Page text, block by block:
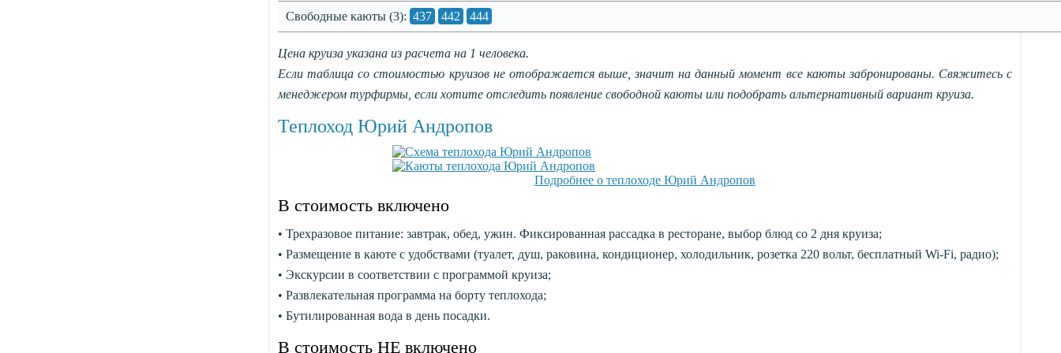
Свободные каюты (3): 437 442 444
Цена круиза указана из расчета на 1 человека.
Если таблица со стоимостью круизов не отображается выше, значит на данный момент все каюты забронированы. Свяжитесь с
менеджером турфирмы, если хотите отследить появление свободной каюты или подобрать альтернативный вариант круиза.
Теплоход Юрий Андропов
Подробнее о теплоходе Юрий Андропов
В стоимость включено
• Трехразовое питание: завтрак, обед, ужин. Фиксированная рассадка в ресторане, выбор блюд со 2 дня круиза;
• Размещение в каюте с удобствами (туалет, душ, раковина, кондиционер, холодильник, розетка 220 вольт, бесплатный Wi-Fi, радио);
• Экскурсии в соответствии с программой круиза;
• Развлекательная программа на борту теплохода;
• Бутилированная вода в день посадки.
В стоимость НЕ включено